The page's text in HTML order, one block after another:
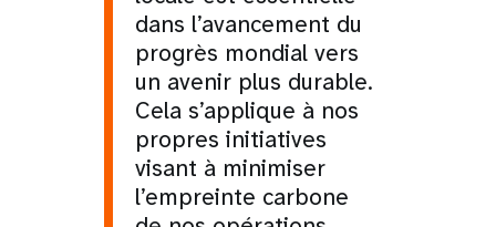
dans l’avancement du
progrès mondial vers
un avenir plus durable.
Cela s’applique à nos
propres initiatives
visant à minimiser
l’empreinte carbone